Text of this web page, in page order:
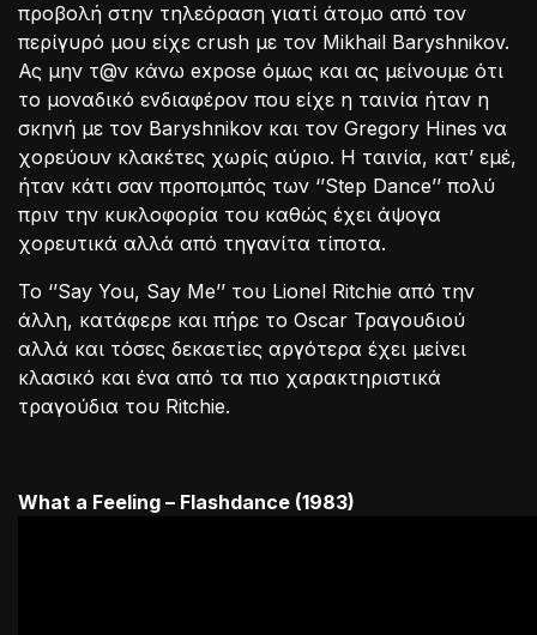
προβολή στην τηλεόραση γιατί άτομο από τον
περίγυρό μου είχε crush με τον Mikhail Baryshnikov.
Ας μην τ@ν κάνω expose όμως και ας μείνουμε ότι
το μοναδικό ενδιαφέρον που είχε η ταινία ήταν η
σκηνή με τον Baryshnikov και τον Gregory Hines να
χορεύουν κλακέτες χωρίς αύριο. Η ταινία, κατ’ εμέ,
ήταν κάτι σαν προπομπός των ‘’Step Dance’’ πολύ
πριν την κυκλοφορία του καθώς έχει άψογα
χορευτικά αλλά από τηγανίτα τίποτα.
Το ‘’Say You, Say Me’’ του Lionel Ritchie από την
άλλη, κατάφερε και πήρε το Oscar Τραγουδιού
αλλά και τόσες δεκαετίες αργότερα έχει μείνει
κλασικό και ένα από τα πιο χαρακτηριστικά
τραγούδια του Ritchie.
What a Feeling – Flashdance (1983)